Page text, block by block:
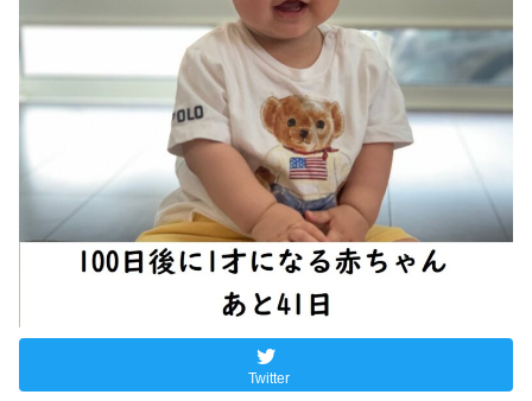
Twitter